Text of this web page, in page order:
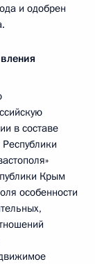
и одобрен
в составе
Крым
особенности